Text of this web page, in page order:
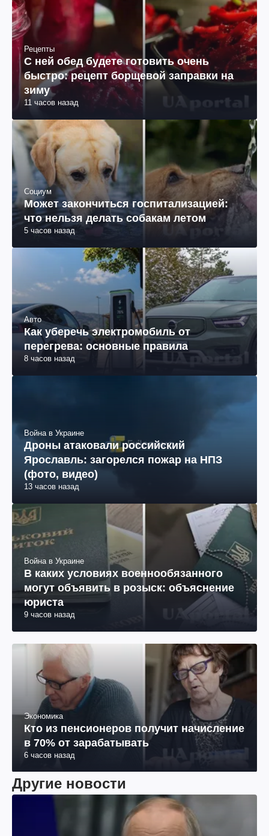
Рецепты
С ней обед будете готовить очень
быстро: рецепт борщевой заправки на
зиму
11 часов назад
Социум
Может закончиться госпитализацией:
что нельзя делать собакам летом
5 часов назад
Авто
Как уберечь электромобиль от
перегрева: основные правила
8 часов назад
Война в Украине
Дроны атаковали российский
Ярославль: загорелся пожар на НПЗ
(фото, видео)
13 часов назад
Война в Украине
В каких условиях военнообязанного
могут объявить в розыск: объяснение
юриста
9 часов назад
Экономика
Кто из пенсионеров получит начисление
в 70% от зарабатывать
6 часов назад
Другие новости